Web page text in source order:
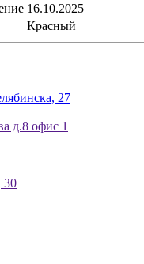
16.10.2025
Красный
27
д.8 офис 1
30